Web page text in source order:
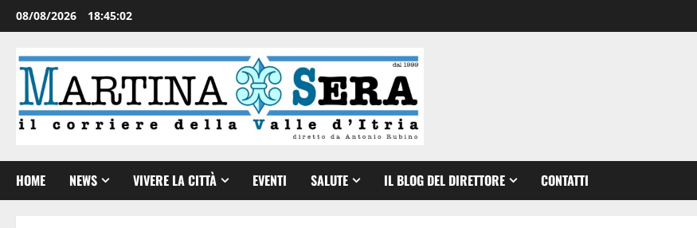
08/08/2026 18:45:03
HOME NEWS VIVERE LA CITTÀ EVENTI SALUTE IL BLOG DEL DIRETTORE CONTATTI